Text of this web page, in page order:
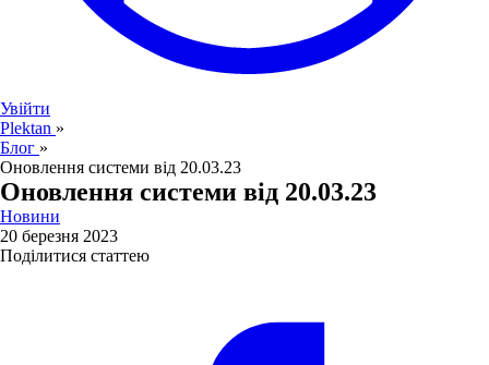
Увійти
Plektan »
Блог »
Оновлення системи від 20.03.23
Оновлення системи від 20.03.23
Новини
20 березня 2023
Поділитися статтею